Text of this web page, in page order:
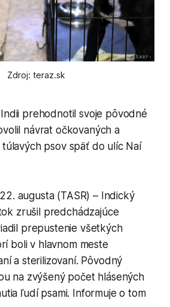
Zdroj: teraz.sk
prehodnotil svoje pôvodné
návrat očkovaných a
psov späť do ulíc Naí
augusta (TASR) – Indický
zrušil predchádzajúce
prepustenie všetkých
boli v hlavnom meste
a sterilizovaní. Pôvodný
na zvýšený počet hlásených
ľudí psami. Informuje o tom